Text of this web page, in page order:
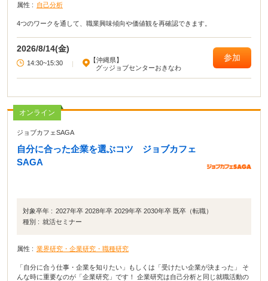
属性 : 自己分析
4つのワークを通して、職業興味傾向や価値観を再確認できます。
2026/8/14(金)
14:30~15:30 |
【沖縄県】
グッジョブセンターおきなわ
参加
オンライン
ジョブカフェSAGA
自分に合った企業を選ぶコツ ジョブカフェ
SAGA
対象卒年 : 2027年卒 2028年卒 2029年卒 2030年卒 既卒（転職）
種別 : 就活セミナー
属性 : 業界研究・企業研究・職種研究
「自分に合う仕事・企業を知りたい」もしくは「受けたい企業が決まった」 そ
んな時に重要なのが「企業研究」です！ 企業研究は自己分析と同じ就職活動の